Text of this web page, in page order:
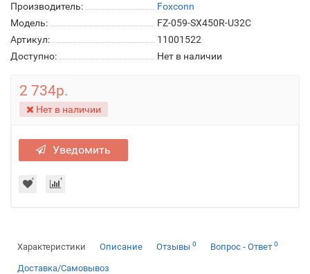
Производитель:
Foxconn
Модель:
FZ-059-SX450R-U32C
Артикул:
11001522
Доступно:
Нет в наличии
2 734р.
Нет в наличии
Уведомить
Характеристики Описание Отзывы 0 Вопрос - Ответ 0
Доставка/Самовывоз